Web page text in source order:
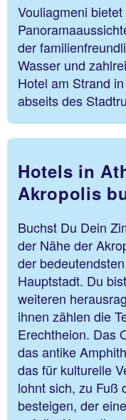
Vouliagmeni
der
Wasser und
Hotel am Strand
abseits des
Hotels in
Akropolis
Buchst Du Dein
der Nähe der
der
Hauptstadt. Du
weiteren
ihnen zählen die
Erechtheion. Das
das antike
das für kulturelle
lohnt sich, zu Fuß
besteigen, der